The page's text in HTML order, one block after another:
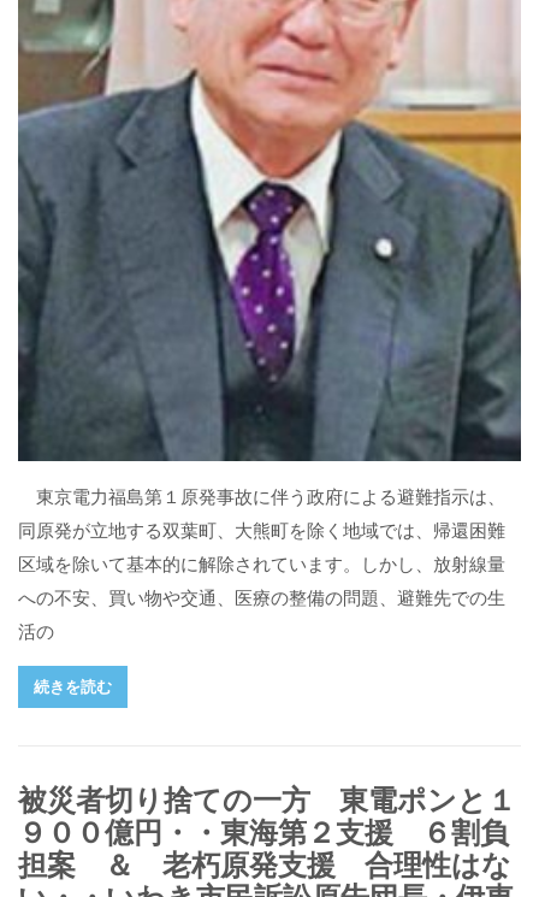
東京電力福島第１原発事故に伴う政府による避難指示は、
同原発が立地する双葉町、大熊町を除く地域では、帰還困難
区域を除いて基本的に解除されています。しかし、放射線量
への不安、買い物や交通、医療の整備の問題、避難先での生
活の
続きを読む
被災者切り捨ての一方 東電ポンと１
９００億円・・東海第２支援 ６割負
担案 ＆ 老朽原発支援 合理性はな